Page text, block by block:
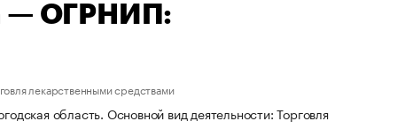
— ОГРНИП:
лекарственными средствами
область. Основной вид деятельности: Торговля